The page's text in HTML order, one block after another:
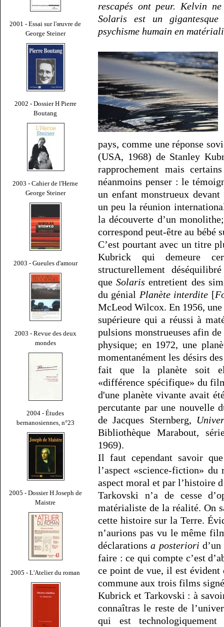
2001 - Essai sur l'œuvre de
George Steiner
2002 - Dossier H Pierre
Boutang
2003 - Cahier de l'Herne
George Steiner
2003 - Gueules d'amour
2003 - Revue des deux
mondes
2004 - Études
bernanosiennes, n°23
2005 - Dossier H Joseph de
Maistre
2005 - L'Atelier du roman
rescapés ont peur. Kelvin
Solaris est un
psychisme humain en
pays, comme une réponse
(USA, 1968) de Stanley
rapprochement mais
néanmoins penser : le
un enfant monstrueux
un peu la réunion
la découverte d’un
correspond peut-être au
C’est pourtant avec un titre
Kubrick qui demeure
structurellement
queSolaris entretient des
du génial Planète interdite [
McLeod Wilcox. En 1956,
supérieure qui a réussi à
pulsions monstrueuses afin
physique; en 1972, une
momentanément les désirs
fait que la planète soit
«différence spécifique» du
d'une planète vivante avait
percutante par une nouvelle
de Jacques Sternberg,
Bibliothèque Marabout,
1969).
Il faut cependant savoir
l’aspect «science-fiction»
aspect moral et par l’histoire
Tarkovski n’a de cesse
matérialiste de la réalité. On
cette histoire sur la Terre.
n’aurions pas vu le même
déclarationsa posteriori
faire : ce qui compte c’est
ce point de vue, il est
commune aux trois films
Kubrick et Tarkovski : à
connaîtras le reste de
qui est